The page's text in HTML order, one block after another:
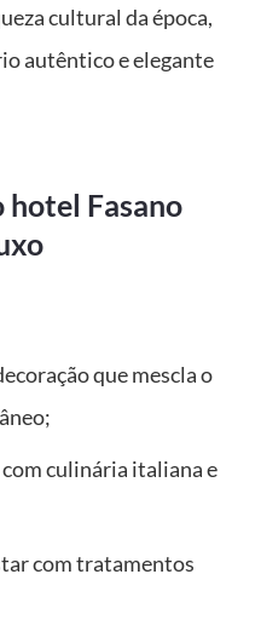
cultural da época,
autêntico e elegante
Fasano
que mescla o
culinária italiana e
com tratamentos